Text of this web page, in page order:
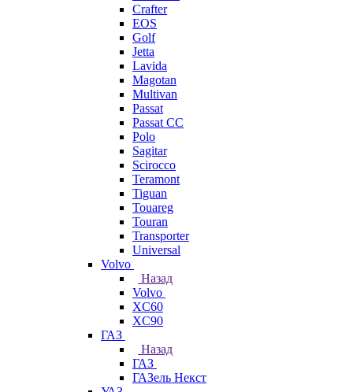
Crafter
EOS
Golf
Jetta
Lavida
Magotan
Multivan
Passat
Passat CC
Polo
Sagitar
Scirocco
Teramont
Tiguan
Touareg
Touran
Transporter
Universal
Volvo
Назад
Volvo
XC60
XC90
ГАЗ
Назад
ГАЗ
ГАЗель Некст